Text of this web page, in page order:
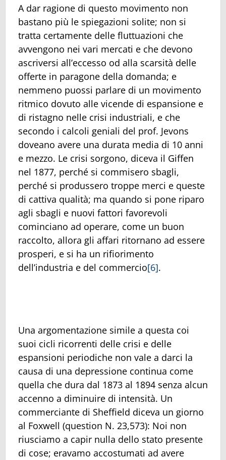
A dar ragione di questo movimento non
bastano più le spiegazioni solite; non si
tratta certamente delle fluttuazioni che
avvengono nei vari mercati e che devono
ascriversi all’eccesso od alla scarsità delle
offerte in paragone della domanda; e
nemmeno puossi parlare di un movimento
ritmico dovuto alle vicende di espansione e
di ristagno nelle crisi industriali, e che
secondo i calcoli geniali del prof. Jevons
doveano avere una durata media di 10 anni
e mezzo. Le crisi sorgono, diceva il Giffen
nel 1877, perché si commisero sbagli,
perché si produssero troppe merci e queste
di cattiva qualità; ma quando si pone riparo
agli sbagli e nuovi fattori favorevoli
cominciano ad operare, come un buon
raccolto, allora gli affari ritornano ad essere
prosperi, e si ha un rifiorimento
dell’industria e del commercio[6].
Una argomentazione simile a questa coi
suoi cicli ricorrenti delle crisi e delle
espansioni periodiche non vale a darci la
causa di una depressione continua come
quella che dura dal 1873 al 1894 senza alcun
accenno a diminuire di intensità. Un
commerciante di Sheffield diceva un giorno
al Foxwell (question N. 23,573): Noi non
riusciamo a capir nulla dello stato presente
di cose; eravamo accostumati ad avere